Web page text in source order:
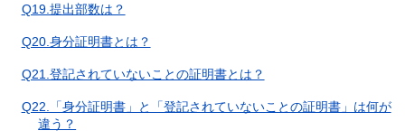
Q19.提出部数は？
Q20.身分証明書とは？
Q21.登記されていないことの証明書とは？
Q22.「身分証明書」と「登記されていないことの証明書」は何が
違う？